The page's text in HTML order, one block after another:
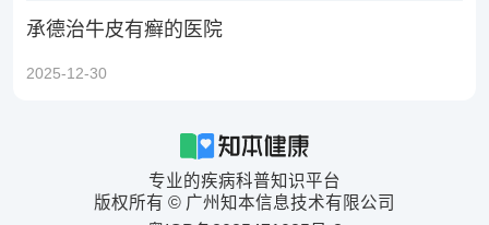
承德治牛皮有癣的医院
2025-12-30
专业的疾病科普知识平台
版权所有 © 广州知本信息技术有限公司